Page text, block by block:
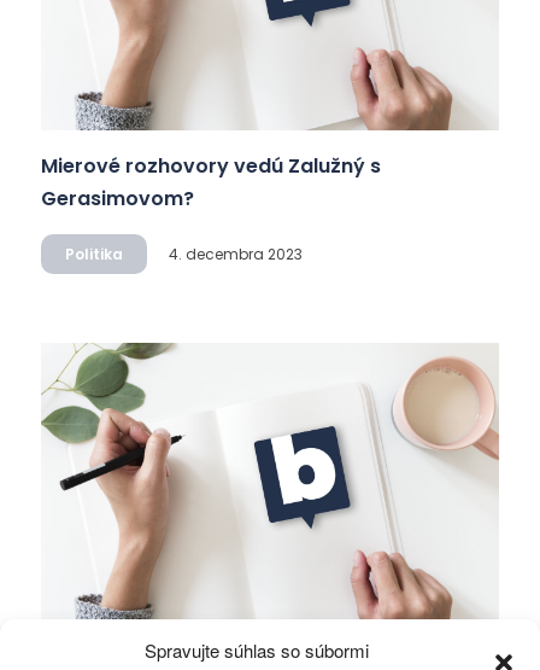
Spravujte súhlas so súbormi
Mierové rozhovory vedú Zalužný s
Gerasimovom?
Politika 4. decembra 2023